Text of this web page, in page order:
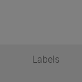
Labels